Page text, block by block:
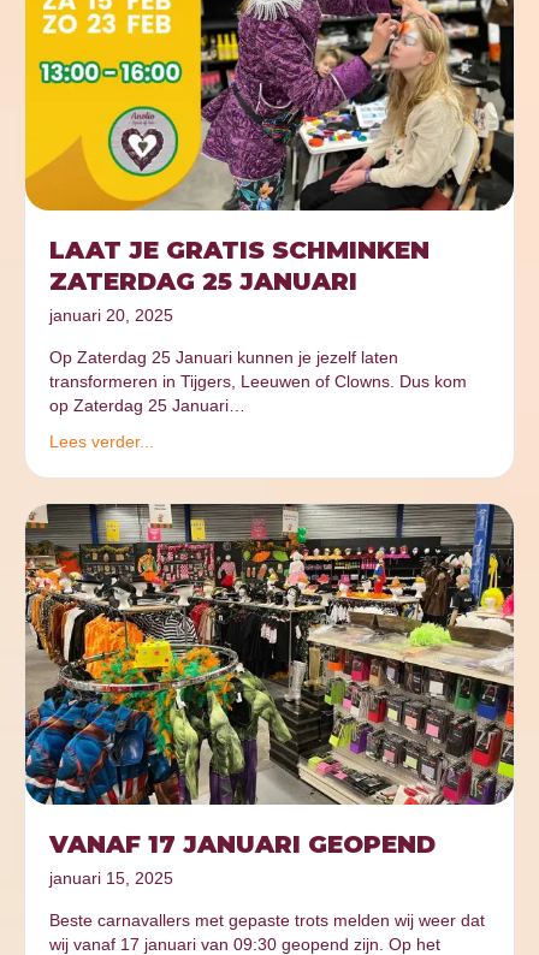
LAAT JE GRATIS SCHMINKEN
ZATERDAG 25 JANUARI
januari 20, 2025
Op Zaterdag 25 Januari kunnen je jezelf laten
transformeren in Tijgers, Leeuwen of Clowns. Dus kom
op Zaterdag 25 Januari…
Lees verder...
VANAF 17 JANUARI GEOPEND
januari 15, 2025
Beste carnavallers met gepaste trots melden wij weer dat
wij vanaf 17 januari van 09:30 geopend zijn. Op het